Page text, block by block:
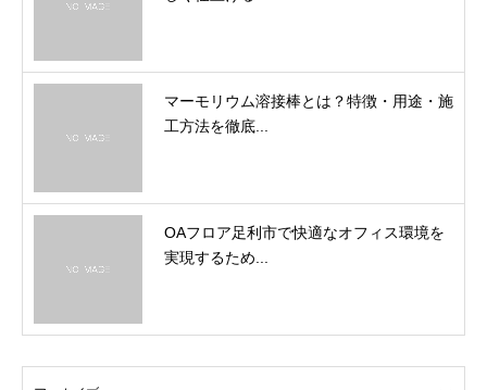
マーモリウム溶接棒とは？特徴・用途・施
工方法を徹底...
OAフロア足利市で快適なオフィス環境を
実現するため...